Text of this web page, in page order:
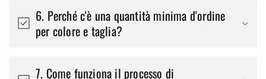
6. Perché c'è una quantità minima d'ordine
per colore e taglia?
7. Come funziona il processo di